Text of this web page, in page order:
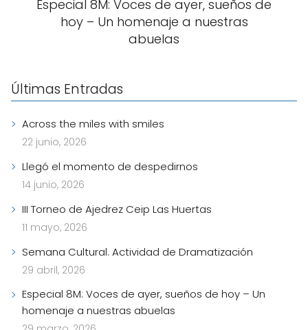
Especial 8M: Voces de ayer, sueños de
hoy – Un homenaje a nuestras
abuelas
Últimas Entradas
Across the miles with smiles
22 junio, 2026
Llegó el momento de despedirnos
14 junio, 2026
III Torneo de Ajedrez Ceip Las Huertas
11 mayo, 2026
Semana Cultural. Actividad de Dramatización
29 abril, 2026
Especial 8M: Voces de ayer, sueños de hoy – Un
homenaje a nuestras abuelas